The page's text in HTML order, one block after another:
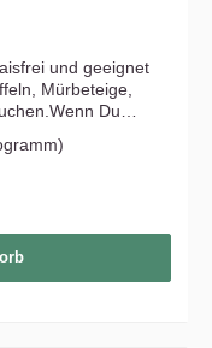
und geeignet
Mürbeteige,
Du
Bei
im Rezept
180
ist nach Abfüllung